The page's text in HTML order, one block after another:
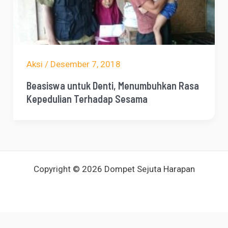
Aksi / Desember 7, 2018
Beasiswa untuk Denti, Menumbuhkan Rasa
Kepedulian Terhadap Sesama
Copyright © 2026 Dompet Sejuta Harapan